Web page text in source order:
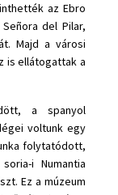
az Ebro
del Pilar,
Majd a városi
is ellátogattak a
a spanyol
voltunk egy
folytatódott,
i Numantia
Ez a múzeum